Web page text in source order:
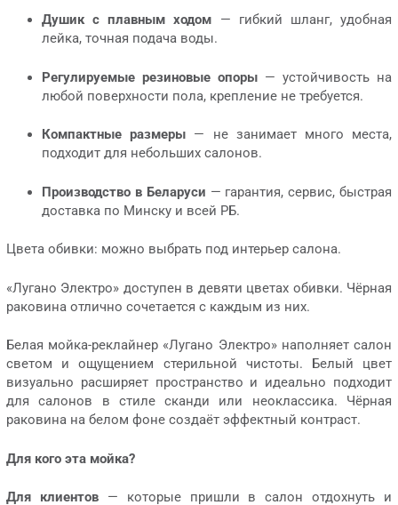
Душик с плавным ходом — гибкий шланг, удобная
лейка, точная подача воды.
Регулируемые резиновые опоры — устойчивость на
любой поверхности пола, крепление не требуется.
Компактные размеры — не занимает много места,
подходит для небольших салонов.
Производство в Беларуси — гарантия, сервис, быстрая
доставка по Минску и всей РБ.
Цвета обивки: можно выбрать под интерьер салона.
«Лугано Электро» доступен в девяти цветах обивки. Чёрная
раковина отлично сочетается с каждым из них.
Белая мойка-реклайнер «Лугано Электро» наполняет салон
светом и ощущением стерильной чистоты. Белый цвет
визуально расширяет пространство и идеально подходит
для салонов в стиле сканди или неоклассика. Чёрная
раковина на белом фоне создаёт эффектный контраст.
Для кого эта мойка?
Для клиентов— которые пришли в салон отдохнуть и